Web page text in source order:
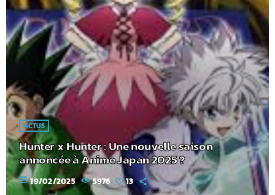
ACTUS
Hunter x Hunter : Une nouvelle saison
annoncée à Anime Japan 2025 ?
today 19/02/2025 5976 13